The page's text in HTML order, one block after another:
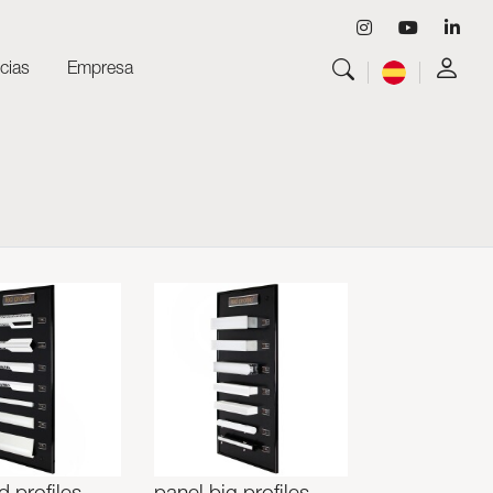
Empresa
Sistemas modulares lineales y curvos
Spotlights y Downlights
Cajas de luz con frontal textil
Paneles luminosos y Plexiled